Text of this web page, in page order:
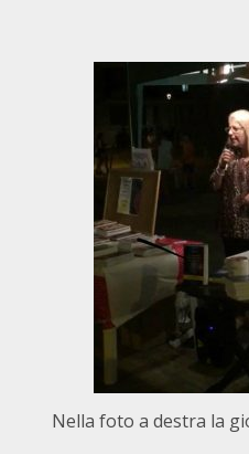
Nella foto a destra la